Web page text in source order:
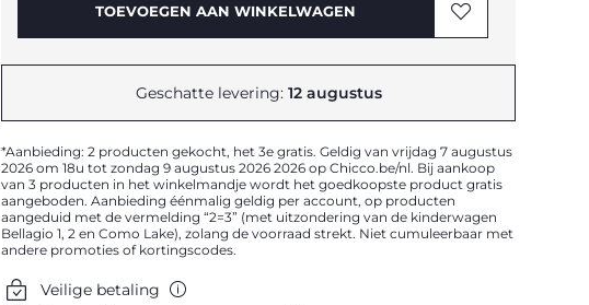
TOEVOEGEN AAN WINKELWAGEN
Geschatte levering: 12 augustus
*Aanbieding: 2 producten gekocht, het 3e gratis. Geldig van vrijdag 7 augustus
2026 om 18u tot zondag 9 augustus 2026 2026 op Chicco.be/nl. Bij aankoop
van 3 producten in het winkelmandje wordt het goedkoopste product gratis
aangeboden. Aanbieding éénmalig geldig per account, op producten
aangeduid met de vermelding “2=3” (met uitzondering van de kinderwagen
Bellagio 1, 2 en Como Lake), zolang de voorraad strekt. Niet cumuleerbaar met
andere promoties of kortingscodes.
Veilige betaling